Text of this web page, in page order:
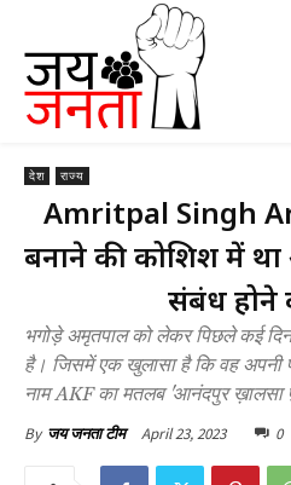
देश राज्य
Amritpal Singh
बनाने की कोशिश में
संबंध होने
भगोड़े अमृतपाल को लेकर पिछले कई
है। जिसमें एक खुलासा है कि वह अपनी
नाम AKF का मतलब 'आनंदपुर ख़ालसा
By जय जनता टीम April 23, 2023 0